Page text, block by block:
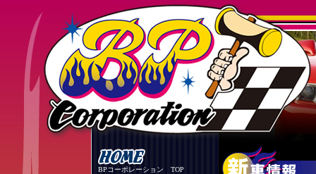
BPコーポレーション TOP